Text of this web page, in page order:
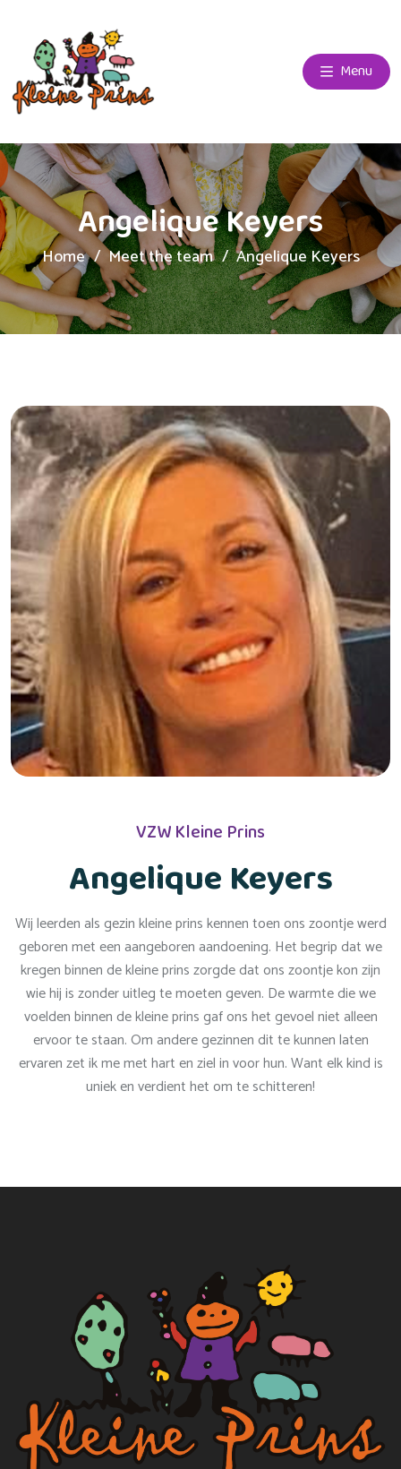
Menu
Angelique Keyers
Home Meet the team Angelique Keyers
VZW Kleine Prins
Angelique Keyers
Wij leerden als gezin kleine prins kennen toen ons zoontje werd
geboren met een aangeboren aandoening. Het begrip dat we
kregen binnen de kleine prins zorgde dat ons zoontje kon zijn
wie hij is zonder uitleg te moeten geven. De warmte die we
voelden binnen de kleine prins gaf ons het gevoel niet alleen
ervoor te staan. Om andere gezinnen dit te kunnen laten
ervaren zet ik me met hart en ziel in voor hun. Want elk kind is
uniek en verdient het om te schitteren!